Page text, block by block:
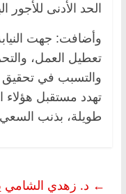
الحد الأدنى للأجور البالغ 6
وأضافت: جهت
تعطيل العمل،
والتسبب في تحقيق
تهدد مستقبل
طويلة، بذنب
← د. زهدي الشامي يكتب: ٩ سبتمبر